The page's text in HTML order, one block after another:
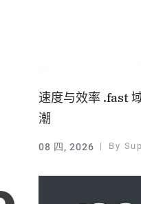
速度与效率 .fast
潮
08 四, 2026 By